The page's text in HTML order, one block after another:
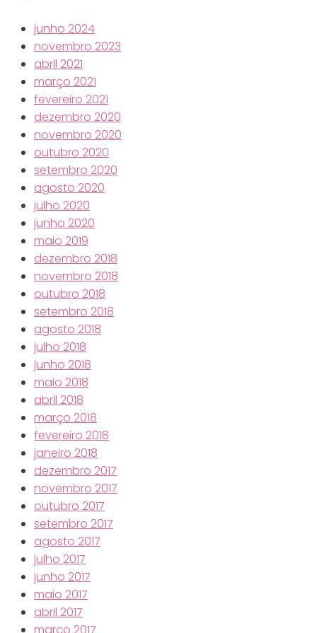
junho 2024
novembro 2023
abril 2021
março 2021
fevereiro 2021
dezembro 2020
novembro 2020
outubro 2020
setembro 2020
agosto 2020
julho 2020
junho 2020
maio 2019
dezembro 2018
novembro 2018
outubro 2018
setembro 2018
agosto 2018
julho 2018
junho 2018
maio 2018
abril 2018
março 2018
fevereiro 2018
janeiro 2018
dezembro 2017
novembro 2017
outubro 2017
setembro 2017
agosto 2017
julho 2017
junho 2017
maio 2017
abril 2017